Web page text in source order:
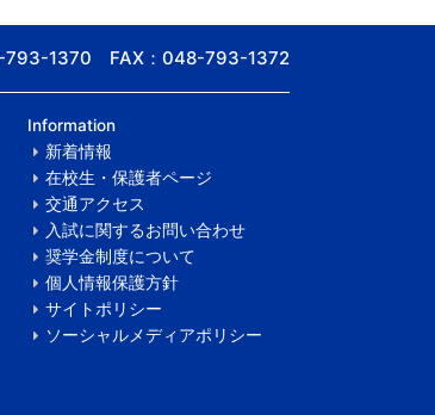
793-1370 FAX：048-793-1372
Information
新着情報
在校生・保護者ページ
交通アクセス
入試に関するお問い合わせ
奨学金制度について
個人情報保護方針
サイトポリシー
ソーシャルメディアポリシー